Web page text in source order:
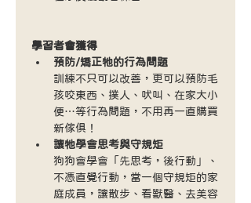
學習者會獲得
預防/矯正牠的行為問題
訓練不只可以改善，更可以預防毛
孩咬東西、撲人、吠叫、在家大小
便…等行為問題，不用再一直購買
新傢俱！
讓牠學會思考與守規矩
狗狗會學會「先思考，後行動」、
不憑直覺行動，當一個守規矩的家
庭成員，讓散步、看獸醫、去美容